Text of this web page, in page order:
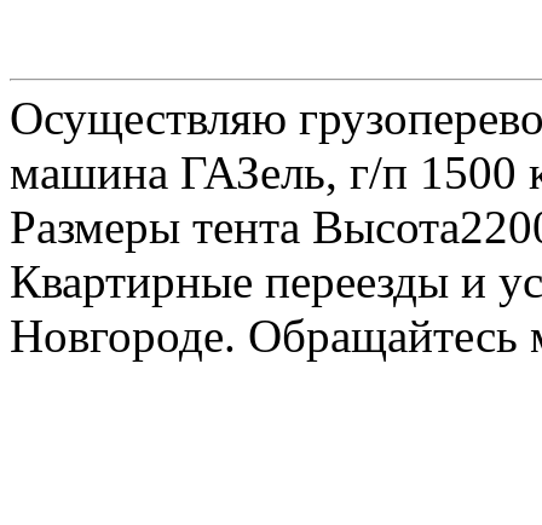
Осуществляю
машина ГАЗель, г/п 1500
Размеры тента
Квартирные переезды и
Новгороде.